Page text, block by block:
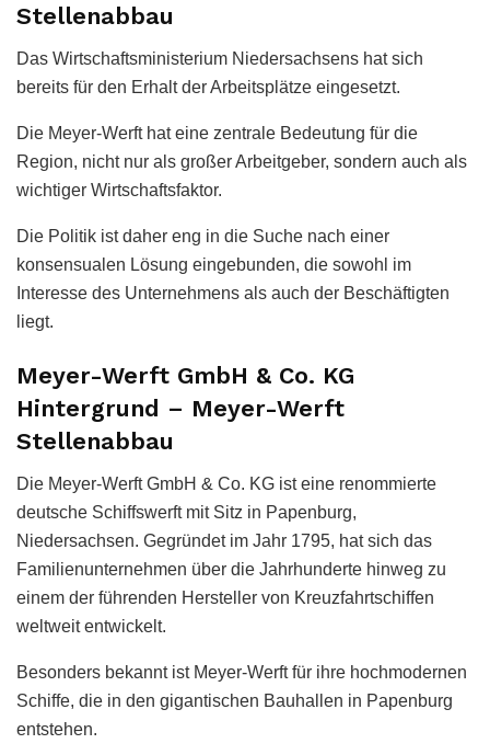
Stellenabbau
Das Wirtschaftsministerium Niedersachsens hat sich
bereits für den Erhalt der Arbeitsplätze eingesetzt.
Die Meyer-Werft hat eine zentrale Bedeutung für die
Region, nicht nur als großer Arbeitgeber, sondern auch als
wichtiger Wirtschaftsfaktor.
Die Politik ist daher eng in die Suche nach einer
konsensualen Lösung eingebunden, die sowohl im
Interesse des Unternehmens als auch der Beschäftigten
liegt.
Meyer-Werft GmbH & Co. KG
Hintergrund – Meyer-Werft
Stellenabbau
Die Meyer-Werft GmbH & Co. KG ist eine renommierte
deutsche Schiffswerft mit Sitz in Papenburg,
Niedersachsen. Gegründet im Jahr 1795, hat sich das
Familienunternehmen über die Jahrhunderte hinweg zu
einem der führenden Hersteller von Kreuzfahrtschiffen
weltweit entwickelt.
Besonders bekannt ist Meyer-Werft für ihre hochmodernen
Schiffe, die in den gigantischen Bauhallen in Papenburg
entstehen.